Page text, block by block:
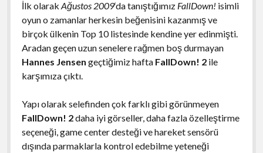
İlk olarak Ağustos 2009‘da tanıştığımız FallDown! isimli
oyun o zamanlar herkesin beğenisini kazanmış ve
birçok ülkenin Top 10 listesinde kendine yer edinmişti.
Aradan geçen uzun senelere rağmen boş durmayan
Hannes Jensen geçtiğimiz hafta FallDown! 2ile
karşımıza çıktı.
Yapı olarak selefinden çok farklı gibi görünmeyen
FallDown! 2daha iyi görseller, daha fazla özelleştirme
seçeneği, game center desteği ve hareket sensörü
dışında parmaklarla kontrol edebilme yeteneği